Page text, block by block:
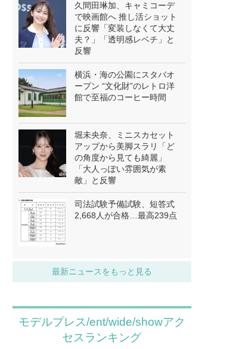
久間田琳加、キャミコーデ
で映画館へ 推し活ショット
に反響「変装しなくて大丈
夫？」「透明感レベチ」と
反響
横浜・海の公園にスタバオ
ープン “文化財”のレトロ洋
館で至福のコーヒー時間
堀未央奈、ミニスカセット
アップから美脚スラリ「ど
の角度から見ても綺麗」
「大人っぽい雰囲気が素
敵」と反響
司法試験予備試験、短答式
2,668人が合格…最高239点
最新ニュースをもっと見る
モデルプレス/ent/wide/showアク
セスランキング